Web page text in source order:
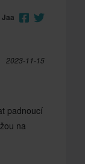
Jaa
2023-11-15
padnoucí
na